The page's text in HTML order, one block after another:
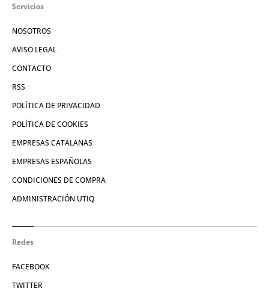
Servicios
NOSOTROS
AVISO LEGAL
CONTACTO
RSS
POLÍTICA DE PRIVACIDAD
POLÍTICA DE COOKIES
EMPRESAS CATALANAS
EMPRESAS ESPAÑOLAS
CONDICIONES DE COMPRA
ADMINISTRACIÓN UTIQ
Redes
FACEBOOK
TWITTER